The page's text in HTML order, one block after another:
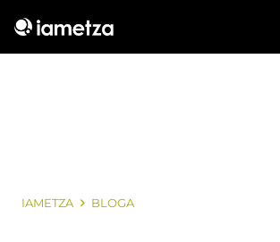
IAMETZA BLOGA